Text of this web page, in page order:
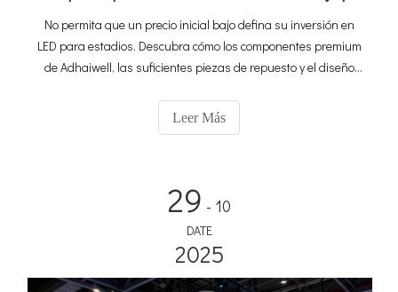
No permita que un precio inicial bajo defina su inversión en
LED para estadios. Descubra cómo los componentes premium
de Adhaiwell, las suficientes piezas de repuesto y el diseño
confiabilidad y un tiempo de inactividad mínimo, garantizando
ingresos continuos de los patrocinadores y una experiencia
Leer Más
29 - 10
DATE
2025